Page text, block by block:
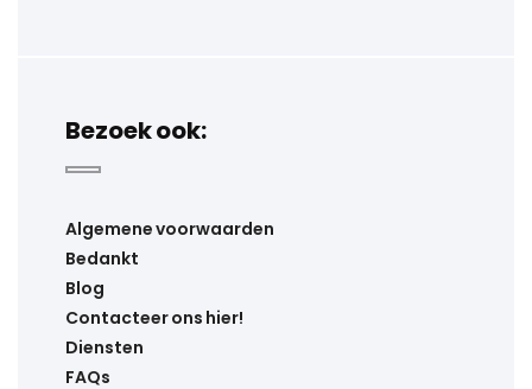
Bezoek ook:
Algemene voorwaarden
Bedankt
Blog
Contacteer ons hier!
Diensten
FAQs